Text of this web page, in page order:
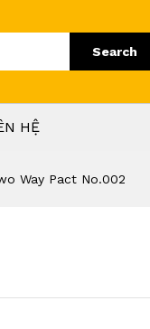
Search
HỆ
Way Pact No.002